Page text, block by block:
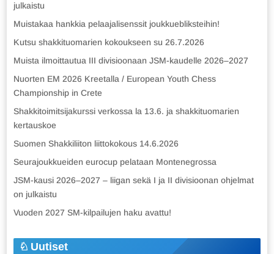
julkaistu
Muistakaa hankkia pelaajalisenssit joukkuebliksteihin!
Kutsu shakkituomarien kokoukseen su 26.7.2026
Muista ilmoittautua III divisioonaan JSM-kaudelle 2026–2027
Nuorten EM 2026 Kreetalla / European Youth Chess
Championship in Crete
Shakkitoimitsijakurssi verkossa la 13.6. ja shakkituomarien
kertauskoe
Suomen Shakkiliiton liittokokous 14.6.2026
Seurajoukkueiden eurocup pelataan Montenegrossa
JSM-kausi 2026–2027 – liigan sekä I ja II divisioonan ohjelmat
on julkaistu
Vuoden 2027 SM-kilpailujen haku avattu!
Uutiset